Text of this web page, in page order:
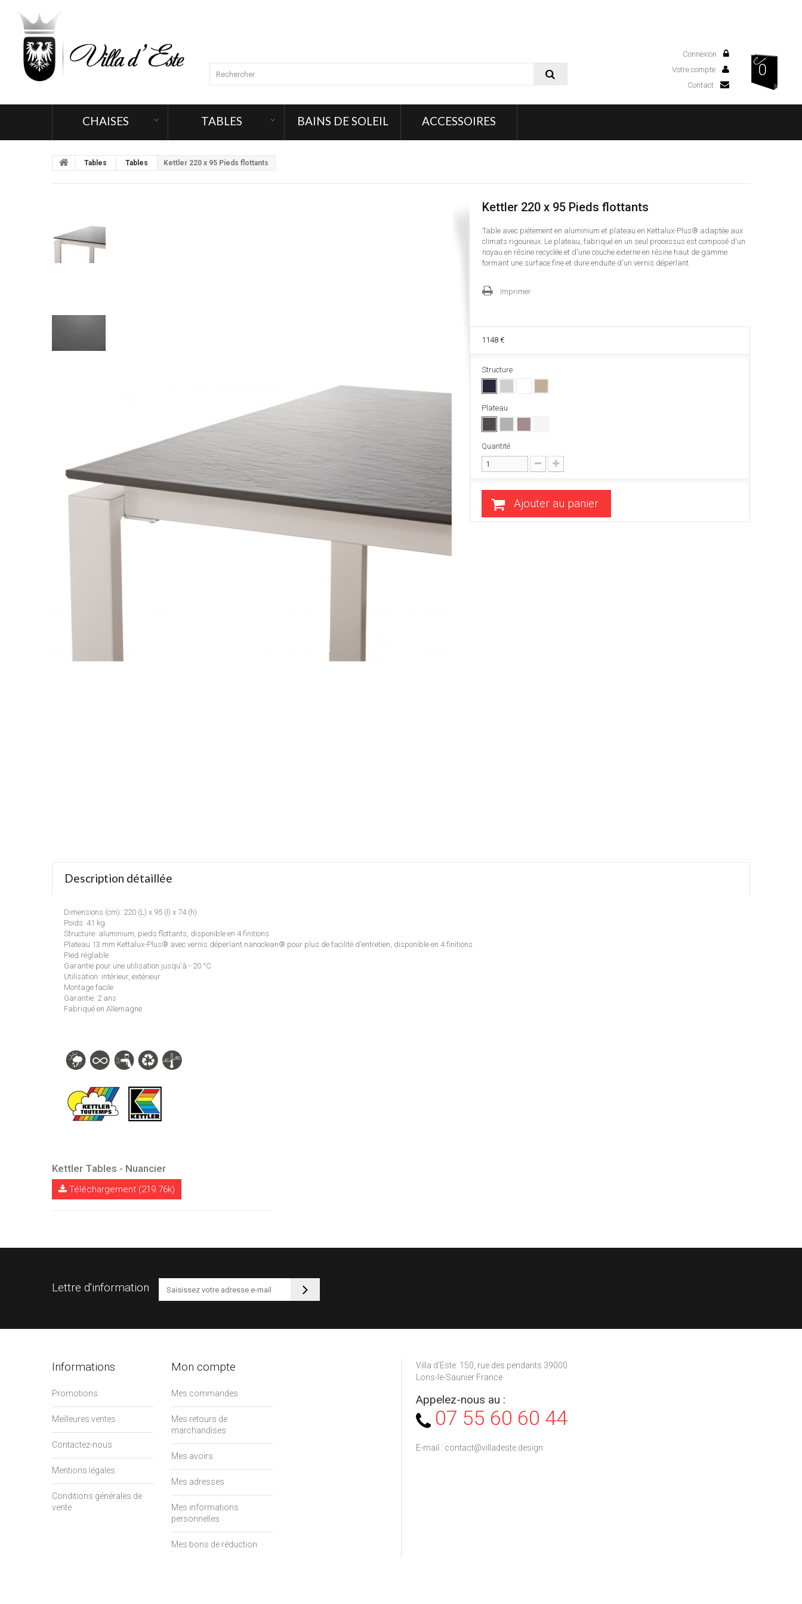
0
Connexion
Votre compte
Contact
CHAISES TABLES BAINS DE SOLEIL ACCESSOIRES
Tables Tables Kettler 220 x 95 Pieds flottants
Kettler 220 x 95 Pieds flottants
Table avec piétement en aluminium et plateau en Kettalux-Plus® adaptée aux
climats rigoureux. Le plateau, fabriqué en un seul processus est composé d'un
noyau en résine recyclée et d'une couche externe en résine haut de gamme
formant une surface fine et dure enduite d'un vernis déperlant.
Imprimer
1148 €
Structure
Plateau
Quantité
Ajouter au panier
Description détaillée
Dimensions (cm): 220 (L) x 95 (l) x 74 (h)
Poids: 41 kg
Structure: aluminium, pieds flottants, disponible en 4 finitions
Plateau 13 mm Kettalux-Plus® avec vernis déperlant nanoclean® pour plus de facilité d'entretien, disponible en 4 finitions
Pied réglable
Garantie pour une utilisation jusqu'à - 20 °C
Utilisation: intérieur, extérieur
Montage facile
Garantie: 2 ans
Fabriqué en Allemagne
Kettler Tables - Nuancier
Téléchargement (219.76k)
Lettre d'information
Informations
Promotions
Meilleures ventes
Contactez-nous
Mentions légales
Conditions générales de
vente
Mon compte
Mes commandes
Mes retours de
marchandises
Mes avoirs
Mes adresses
Mes informations
personnelles
Mes bons de réduction
Villa d'Este. 150, rue des pendants 39000
Lons-le-Saunier France
Appelez-nous au :
07 55 60 60 44
E-mail : contact@villadeste.design